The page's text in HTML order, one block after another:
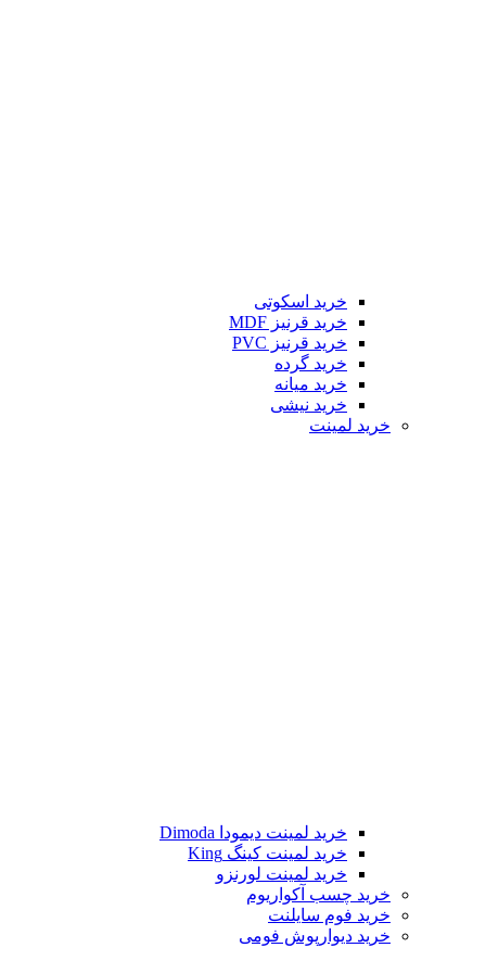
خرید اسکوتی
خرید قرنیز MDF
خرید قرنیز PVC
خرید گرده
خرید میانه
خرید نیشی
خرید لمینت
خرید لمینت دیمودا Dimoda
خرید لمینت کینگ King
خرید لمینت لورنزو
خرید چسب آکواریوم
خرید فوم سایلنت
خرید دیوارپوش فومی